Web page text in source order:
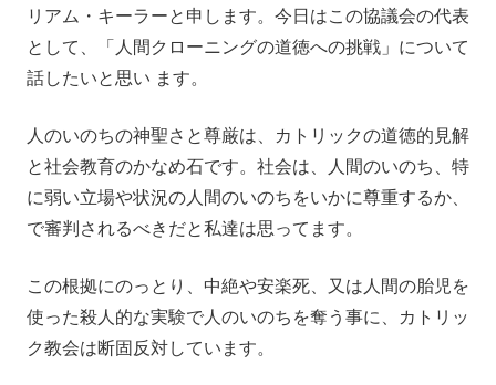
リアム・キーラーと申します。今日はこの協議会の代表
として、「人間クローニングの道徳への挑戦」について
話したいと思い ます。
人のいのちの神聖さと尊厳は、カトリックの道徳的見解
と社会教育のかなめ石です。社会は、人間のいのち、特
に弱い立場や状況の人間のいのちをいかに尊重するか、
で審判されるべきだと私達は思ってます。
この根拠にのっとり、中絶や安楽死、又は人間の胎児を
使った殺人的な実験で人のいのちを奪う事に、カトリッ
ク教会は断固反対しています。